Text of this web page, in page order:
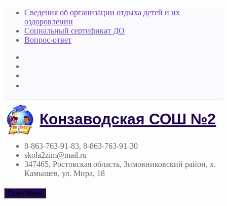
Сведения об организации отдыха детей и их
оздоровлении
Социальный сертификат ДО
Вопрос-ответ
Конзаводская СОШ №2
8-863-763-91-83, 8-863-763-91-30
skola2zim@mail.ru
347465, Ростовская область, Зимовниковский район, х.
Камышев, ул. Мира, 18
Open Menu